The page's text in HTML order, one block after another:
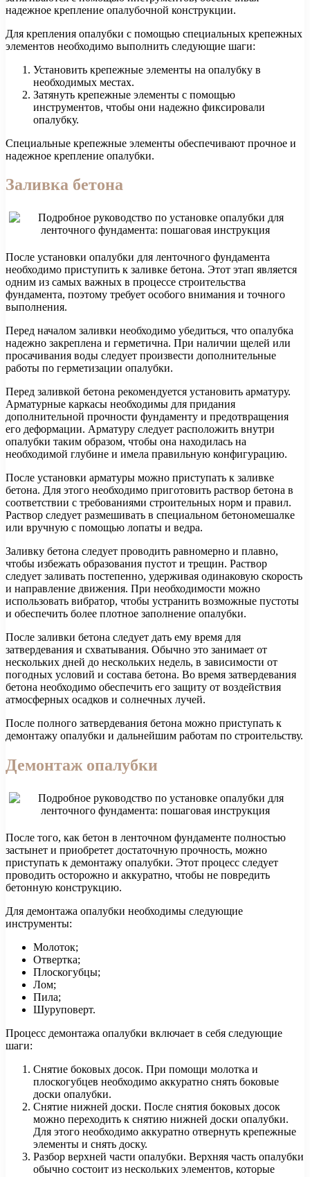
надежное крепление опалубочной конструкции.
Для крепления опалубки с помощью специальных крепежных
элементов необходимо выполнить следующие шаги:
Установить крепежные элементы на опалубку в
необходимых местах.
Затянуть крепежные элементы с помощью
инструментов, чтобы они надежно фиксировали
опалубку.
Специальные крепежные элементы обеспечивают прочное и
надежное крепление опалубки.
Заливка бетона
После установки опалубки для ленточного фундамента
необходимо приступить к заливке бетона. Этот этап является
одним из самых важных в процессе строительства
фундамента, поэтому требует особого внимания и точного
выполнения.
Перед началом заливки необходимо убедиться, что опалубка
надежно закреплена и герметична. При наличии щелей или
просачивания воды следует произвести дополнительные
работы по герметизации опалубки.
Перед заливкой бетона рекомендуется установить арматуру.
Арматурные каркасы необходимы для придания
дополнительной прочности фундаменту и предотвращения
его деформации. Арматуру следует расположить внутри
опалубки таким образом, чтобы она находилась на
необходимой глубине и имела правильную конфигурацию.
После установки арматуры можно приступать к заливке
бетона. Для этого необходимо приготовить раствор бетона в
соответствии с требованиями строительных норм и правил.
Раствор следует размешивать в специальном бетономешалке
или вручную с помощью лопаты и ведра.
Заливку бетона следует проводить равномерно и плавно,
чтобы избежать образования пустот и трещин. Раствор
следует заливать постепенно, удерживая одинаковую скорость
и направление движения. При необходимости можно
использовать вибратор, чтобы устранить возможные пустоты
и обеспечить более плотное заполнение опалубки.
После заливки бетона следует дать ему время для
затвердевания и схватывания. Обычно это занимает от
нескольких дней до нескольких недель, в зависимости от
погодных условий и состава бетона. Во время затвердевания
бетона необходимо обеспечить его защиту от воздействия
атмосферных осадков и солнечных лучей.
После полного затвердевания бетона можно приступать к
демонтажу опалубки и дальнейшим работам по строительству.
Демонтаж опалубки
После того, как бетон в ленточном фундаменте полностью
застынет и приобретет достаточную прочность, можно
приступать к демонтажу опалубки. Этот процесс следует
проводить осторожно и аккуратно, чтобы не повредить
бетонную конструкцию.
Для демонтажа опалубки необходимы следующие
инструменты:
Молоток;
Отвертка;
Плоскогубцы;
Лом;
Пила;
Шуруповерт.
Процесс демонтажа опалубки включает в себя следующие
шаги:
Снятие боковых досок. При помощи молотка и
плоскогубцев необходимо аккуратно снять боковые
доски опалубки.
Снятие нижней доски. После снятия боковых досок
можно переходить к снятию нижней доски опалубки.
Для этого необходимо аккуратно отвернуть крепежные
элементы и снять доску.
Разбор верхней части опалубки. Верхняя часть опалубки
обычно состоит из нескольких элементов, которые